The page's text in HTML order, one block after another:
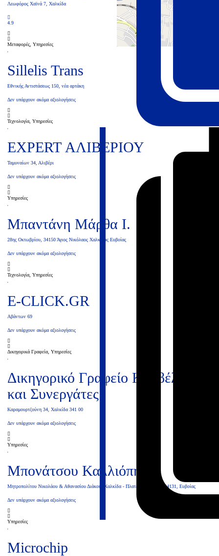
Λεωφόρος Χαϊνά 7, Χαλκίδα
4.9
Μεταφορές, Υπηρεσίες
Sillelis Trans
Εθνικής Αντιστάσεως 150, νέα αρτάκη
Δεν υπάρχουν ακόμα αξιολογήσεις
Τεχνολογία, Υπηρεσίες
EXPERT ΑΛΙΒΕΡΙΟΥ
Ταμυναίων 34, Αλιβέρι
Δεν υπάρχουν ακόμα αξιολογήσεις
Υπηρεσίες
Μπαντάνη Μάρθα Ι.
28ης Οκτωβρίου, 34150 Άγιος Νικόλαος Χαλκίδας Ευβοίας
Δεν υπάρχουν ακόμα αξιολογήσεις
Τεχνολογία, Υπηρεσίες
E-CLICK.GR
Αβάντων 69
Δεν υπάρχουν ακόμα αξιολογήσεις
Δικηγορικά Γραφεία, Υπηρεσίες
Δικηγορικό Γραφείο Καρβέλης
και Συνεργάτες
Καραμουρτζούνη 34, Χαλκίδα 341 00
Δεν υπάρχουν ακόμα αξιολογήσεις
Υπηρεσίες
Μπονάτσου Καλλιόπη Ε.
Μητροπολίτου Νικολάου & Αθανασίου Διάκου, Χαλκίδα - Πλατεία Κανήθου, 34131, Ευβοίας
Δεν υπάρχουν ακόμα αξιολογήσεις
Υπηρεσίες
Microchip